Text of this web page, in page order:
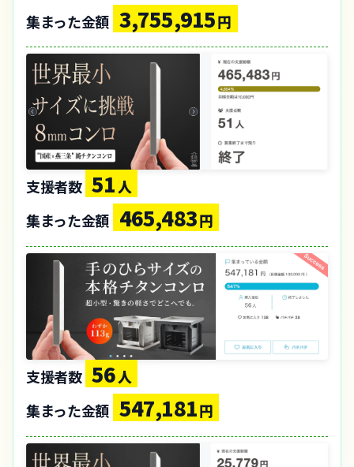
集まった金額 3,755,915円
支援者数 51人
集まった金額 465,483円
支援者数 56人
集まった金額 547,181円